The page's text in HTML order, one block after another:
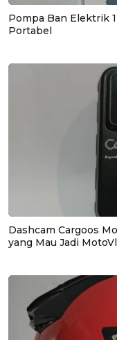
Pompa Ban Elektrik
Portabel
Dashcam Cargoos
yang Mau Jadi